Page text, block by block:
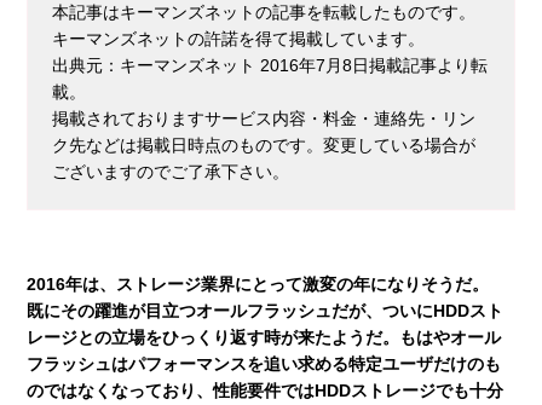
本記事はキーマンズネットの記事を転載したものです。
キーマンズネットの許諾を得て掲載しています。
出典元：キーマンズネット 2016年7月8日掲載記事より転
載。
掲載されておりますサービス内容・料金・連絡先・リン
ク先などは掲載日時点のものです。変更している場合が
ございますのでご了承下さい。
2016年は、ストレージ業界にとって激変の年になりそうだ。
既にその躍進が目立つオールフラッシュだが、ついにHDDスト
レージとの立場をひっくり返す時が来たようだ。もはやオール
フラッシュはパフォーマンスを追い求める特定ユーザだけのも
のではなくなっており、性能要件ではHDDストレージでも十分